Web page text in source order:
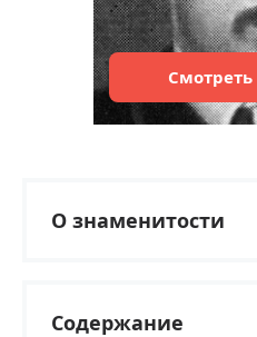
Смотреть
О знаменитости
Содержание